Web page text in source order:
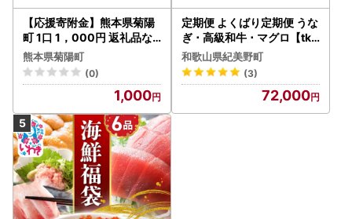
【応援寄附金】熊本県菊陽
町 1口 1，000円 返礼品な
しのご寄附 【菊陽町】[B
HZZ001]
熊本県菊陽町
(0)
1,000
定期便 よくばり定期便 うな
ぎ ･ 高級和牛 ･ マグロ【tkb
104】
和歌山県紀美野町
(3)
72,000